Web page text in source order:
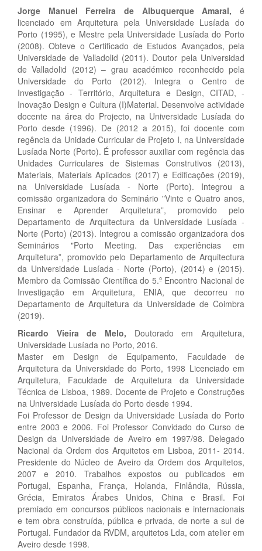
Jorge Manuel Ferreira de Albuquerque Amaral, é
licenciado em Arquitetura pela Universidade Lusíada do
Porto (1995), e Mestre pela Universidade Lusíada do Porto
(2008). Obteve o Certificado de Estudos Avançados, pela
Universidade de Valladolid (2011). Doutor pela Universidad
de Valladolid (2012) – grau académico reconhecido pela
Universidade do Porto (2012). Integra o Centro de
Investigação - Território, Arquitetura e Design, CITAD, -
Inovação Design e Cultura (I)Material. Desenvolve actividade
docente na área do Projecto, na Universidade Lusíada do
Porto desde (1996). De (2012 a 2015), foi docente com
regência da Unidade Curricular de Projeto I, na Universidade
Lusíada Norte (Porto). É professor auxiliar com regência das
Unidades Curriculares de Sistemas Construtivos (2013),
Materiais, Materiais Aplicados (2017) e Edificações (2019),
na Universidade Lusíada - Norte (Porto). Integrou a
comissão organizadora do Seminário "Vinte e Quatro anos,
Ensinar e Aprender Arquitetura”, promovido pelo
Departamento de Arquitectura da Universidade Lusíada -
Norte (Porto) (2013). Integrou a comissão organizadora dos
Seminários "Porto Meeting. Das experiências em
Arquitetura”, promovido pelo Departamento de Arquitectura
da Universidade Lusíada - Norte (Porto), (2014) e (2015).
Membro da Comissão Científica do 5.º Encontro Nacional de
Investigação em Arquitetura, ENIA, que decorreu no
Departamento de Arquitetura da Universidade de Coimbra
(2019).
Ricardo Vieira de Melo, Doutorado em Arquitetura,
Universidade Lusíada no Porto, 2016.
Master em Design de Equipamento, Faculdade de
Arquitetura da Universidade do Porto, 1998 Licenciado em
Arquitetura, Faculdade de Arquitetura da Universidade
Técnica de Lisboa, 1989. Docente de Projeto e Construções
na Universidade Lusíada do Porto desde 1994.
Foi Professor de Design da Universidade Lusíada do Porto
entre 2003 e 2006. Foi Professor Convidado do Curso de
Design da Universidade de Aveiro em 1997/98. Delegado
Nacional da Ordem dos Arquitetos em Lisboa, 2011- 2014.
Presidente do Núcleo de Aveiro da Ordem dos Arquitetos,
2007 e 2010. Trabalhos expostos ou publicados em
Portugal, Espanha, França, Holanda, Finlândia, Rússia,
Grécia, Emiratos Árabes Unidos, China e Brasil. Foi
premiado em concursos públicos nacionais e internacionais
e tem obra construída, pública e privada, de norte a sul de
Portugal. Fundador da RVDM, arquitetos Lda, com atelier em
Aveiro desde 1998.